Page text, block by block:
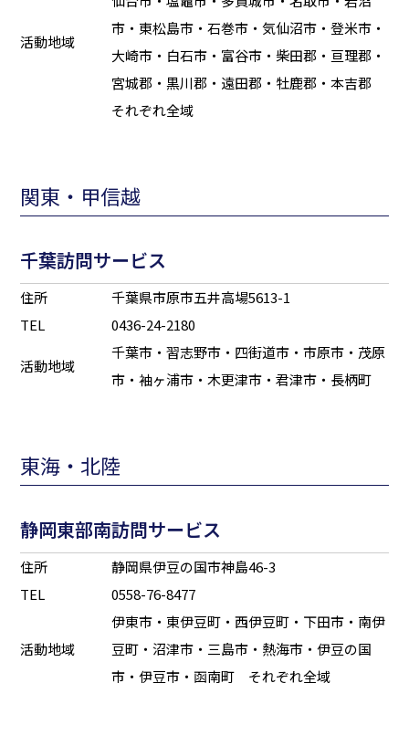
活動地域
市・東松島市・石巻市・気仙沼市・登米市・
大崎市・白石市・富谷市・柴田郡・亘理郡・
宮城郡・黒川郡・遠田郡・牡鹿郡・本吉郡
それぞれ全域
関東・甲信越
千葉訪問サービス
住所
千葉県市原市五井高場5613-1
TEL
0436-24-2180
活動地域
千葉市・習志野市・四街道市・市原市・茂原
市・袖ヶ浦市・木更津市・君津市・長柄町
東海・北陸
静岡東部南訪問サービス
住所
静岡県伊豆の国市神島46-3
TEL
0558-76-8477
活動地域
伊東市・東伊豆町・西伊豆町・下田市・南伊
豆町・沼津市・三島市・熱海市・伊豆の国
市・伊豆市・函南町 それぞれ全域